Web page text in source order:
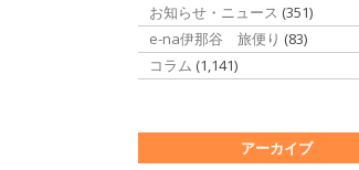
お知らせ・ニュース (351)
e-na伊那谷 旅便り (83)
コラム (1,141)
アーカイブ